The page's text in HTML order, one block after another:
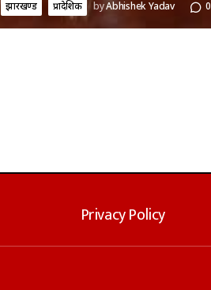
झारखण्ड प्रादेशिक byAbhishek Yadav 0
Privacy Policy